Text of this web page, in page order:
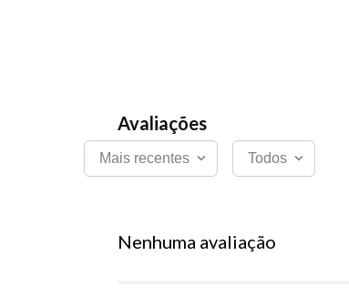
Mais recentes Todos
Nenhuma avaliação